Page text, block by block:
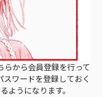
から会員登録を行って
ワードを登録しておく
ようになります。